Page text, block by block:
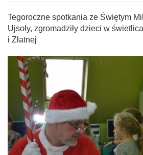
Tegoroczne spotkania ze Świętym
Ujsoły, zgromadziły dzieci w
i Złatnej